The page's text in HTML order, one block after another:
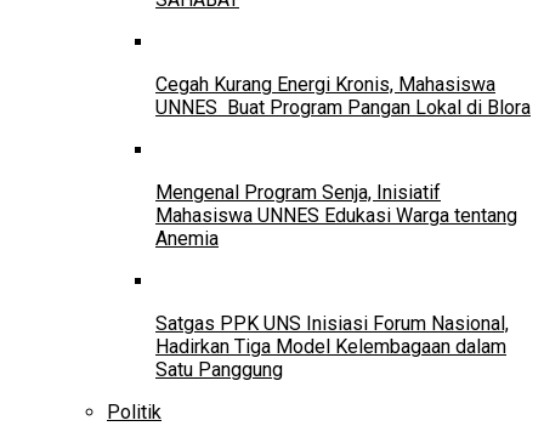
Cegah Kurang Energi Kronis, Mahasiswa
UNNES Buat Program Pangan Lokal di Blora
Mengenal Program Senja, Inisiatif
Mahasiswa UNNES Edukasi Warga tentang
Anemia
Satgas PPK UNS Inisiasi Forum Nasional,
Hadirkan Tiga Model Kelembagaan dalam
Satu Panggung
Politik